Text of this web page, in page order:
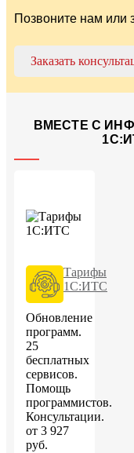
Позвоните нам или
Заказать
ВМЕСТЕ С
Тарифы
1С:ИТС
Обновление
программ.
25
бесплатных
сервисов.
Помощь
программистов.
Консультации.
от 3 927
руб.